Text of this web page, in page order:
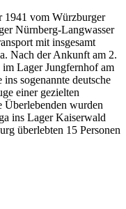
1941 vom Würzburger
Nürnberg-Langwasser
mit insgesamt
Nach der Ankunft am 2.
Lager Jungfernhof am
ins sogenannte deutsche
einer gezielten
wurden
ins Lager Kaiserwald
überlebten 15 Personen